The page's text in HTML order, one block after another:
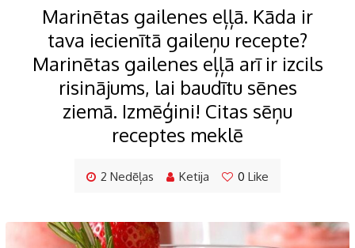
Marinētas gailenes eļļā. Kāda ir
tava iecienītā gaileņu recepte?
Marinētas gailenes eļļā arī ir izcils
risinājums, lai baudītu sēnes
ziemā. Izmēģini! Citas sēņu
receptes meklē
2 Nedēļas Ketija 0 Like